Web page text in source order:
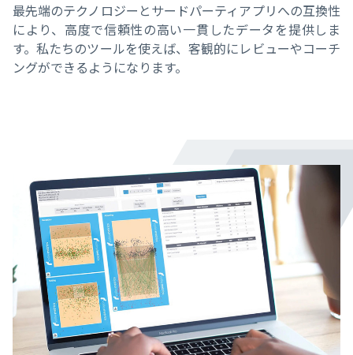
最先端のテクノロジーとサードパーティアプリへの互換性
により、高度で信頼性の高い一貫したデータを提供しま
す。私たちのツールを使えば、客観的にレビューやコーチ
ングができるようになります。